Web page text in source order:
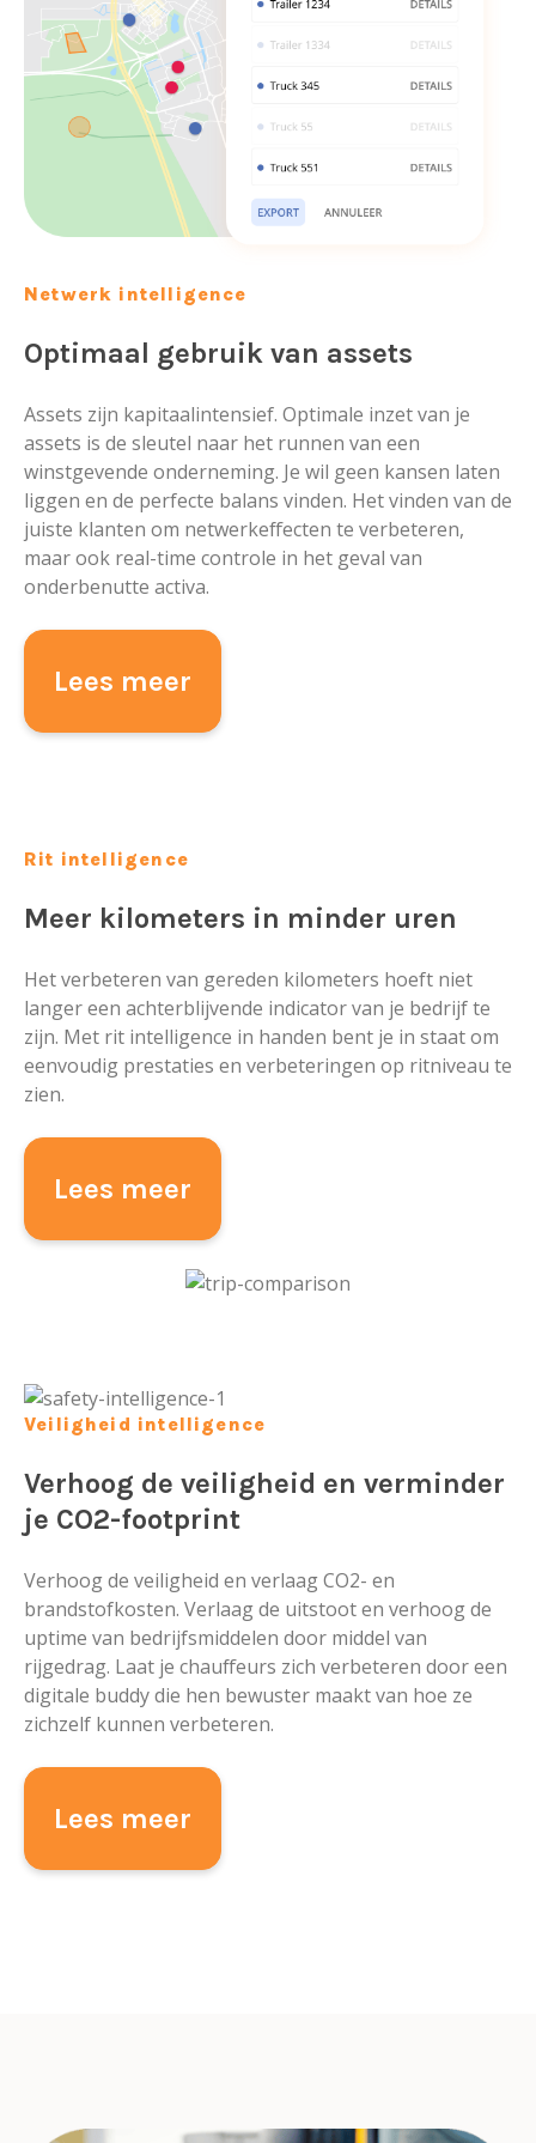
Netwerk intelligence
Optimaal gebruik van assets
Assets zijn kapitaalintensief. Optimale inzet van je
assets is de sleutel naar het runnen van een
winstgevende onderneming. Je wil geen kansen laten
liggen en de perfecte balans vinden. Het vinden van de
juiste klanten om netwerkeffecten te verbeteren,
maar ook real-time controle in het geval van
onderbenutte activa.
Lees meer
Rit intelligence
Meer kilometers in minder uren
Het verbeteren van gereden kilometers hoeft niet
langer een achterblijvende indicator van je bedrijf te
zijn. Met rit intelligence in handen bent je in staat om
eenvoudig prestaties en verbeteringen op ritniveau te
zien.
Lees meer
Veiligheid intelligence
Verhoog de veiligheid en verminder
je CO2-footprint
Verhoog de veiligheid en verlaag CO2- en
brandstofkosten. Verlaag de uitstoot en verhoog de
uptime van bedrijfsmiddelen door middel van
rijgedrag. Laat je chauffeurs zich verbeteren door een
digitale buddy die hen bewuster maakt van hoe ze
zichzelf kunnen verbeteren.
Lees meer